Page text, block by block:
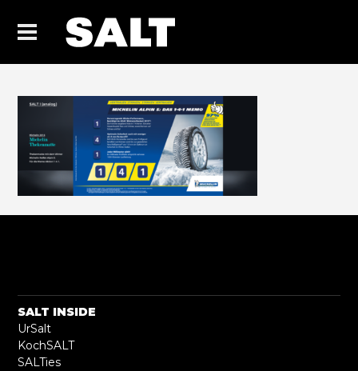
SALT INSIDE
UrSalt
KochSALT
SALTies